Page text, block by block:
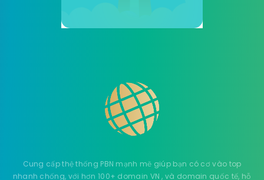
Cung cấp thệ thống PBN mạnh mẽ giúp bạn có cơ vào top
nhanh chống, với hơn 100+ domain VN , và domain quốc tế, hỗ